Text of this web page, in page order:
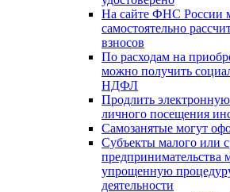
На сайте ФНС России
самостоятельно
взносов
По расходам на
можно получить
НДФЛ
Продлить
личного посещения
Самозанятые могут
Субъекты малого или
предпринимательства
упрощенную
деятельности